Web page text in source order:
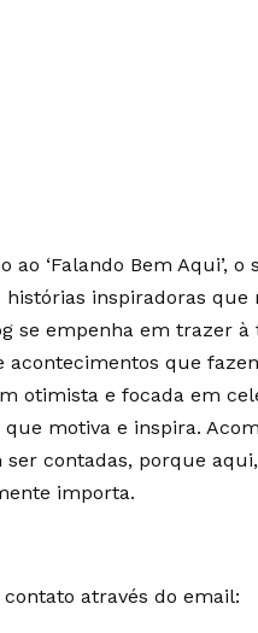
ao ‘Falando Bem Aqui’,
histórias inspiradoras que
se empenha em trazer
acontecimentos que
otimista e focada em
motiva e inspira.
contadas, porque
importa.
através do email: